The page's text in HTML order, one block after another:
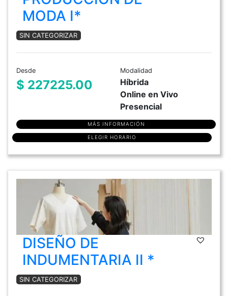
MODA I*
SIN CATEGORIZAR
Desde
$ 227225.00
Modalidad
Híbrida
Online en Vivo
Presencial
MÁS INFORMACIÓN
ELEGIR HORARIO
DISEÑO DE
INDUMENTARIA II *
SIN CATEGORIZAR